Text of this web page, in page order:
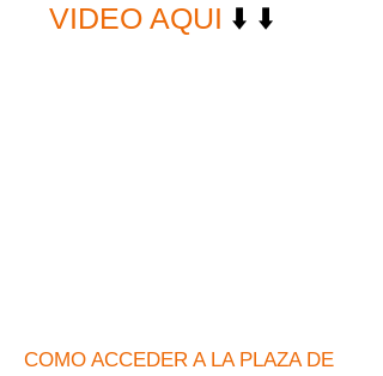
VIDEO AQUI ⬇️ ⬇️
COMO ACCEDER A LA PLAZA DE